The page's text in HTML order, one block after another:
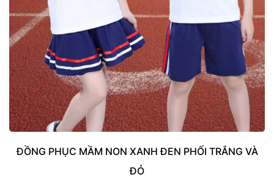
ĐỒNG PHỤC MẦM NON XANH ĐEN PHỐI TRẮNG VÀ
ĐỎ